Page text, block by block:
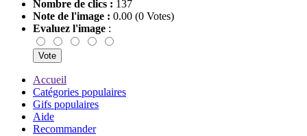
Nombre de clics : 137
Note de l'image : 0.00 (0 Votes)
Evaluez l'image :
Accueil
Catégories populaires
Gifs populaires
Aide
Recommander